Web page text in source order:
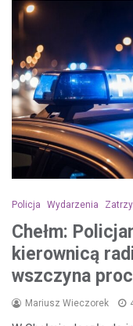
Policja Wydarzenia
Chełm:
kierownicą
wszczyna
Mariusz Wieczorek